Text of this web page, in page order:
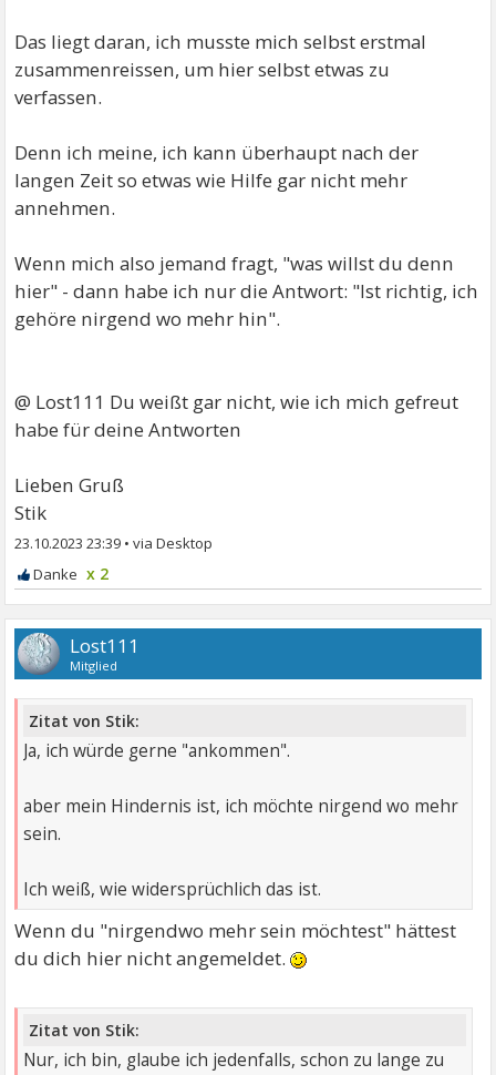
Das liegt daran, ich musste mich selbst erstmal
zusammenreissen, um hier selbst etwas zu
verfassen.
Denn ich meine, ich kann überhaupt nach der
langen Zeit so etwas wie Hilfe gar nicht mehr
annehmen.
Wenn mich also jemand fragt, "was willst du denn
hier" - dann habe ich nur die Antwort: "Ist richtig, ich
gehöre nirgend wo mehr hin".
@ Lost111 Du weißt gar nicht, wie ich mich gefreut
habe für deine Antworten
Lieben Gruß
Stik
23.10.2023 23:39 •
x 2
Lost111
Mitglied
Zitat von Stik:
Ja, ich würde gerne "ankommen".
aber mein Hindernis ist, ich möchte nirgend wo mehr
sein.
Ich weiß, wie widersprüchlich das ist.
Wenn du "nirgendwo mehr sein möchtest" hättest
du dich hier nicht angemeldet.
Zitat von Stik:
Nur, ich bin, glaube ich jedenfalls, schon zu lange zu